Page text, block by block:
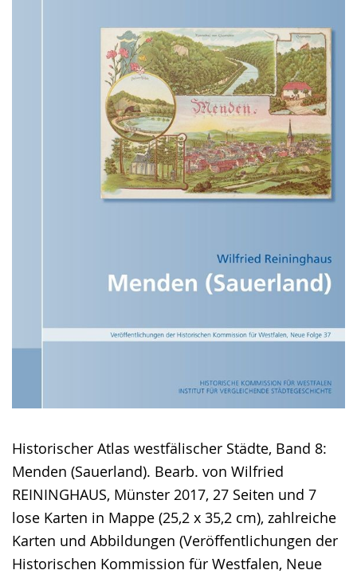
Historischer Atlas westfälischer Städte, Band 8:
Menden (Sauerland). Bearb. von Wilfried
REININGHAUS, Münster 2017, 27 Seiten und 7
lose Karten in Mappe (25,2 x 35,2 cm), zahlreiche
Karten und Abbildungen (Veröffentlichungen der
Historischen Kommission für Westfalen, Neue